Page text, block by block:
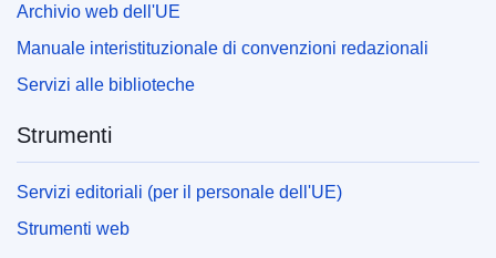
Archivio web dell'UE
Manuale interistituzionale di convenzioni redazionali
Servizi alle biblioteche
Strumenti
Servizi editoriali (per il personale dell'UE)
Strumenti web